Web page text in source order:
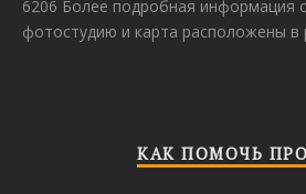
6206 Более подробная информация
фотостудию и карта расположены в
КАК ПОМОЧЬ